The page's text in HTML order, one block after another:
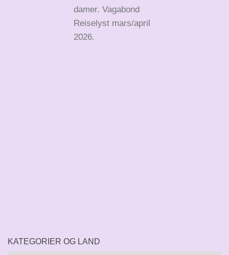
damer. Vagabond
Reiselyst mars/april
2026.
KATEGORIER OG LAND